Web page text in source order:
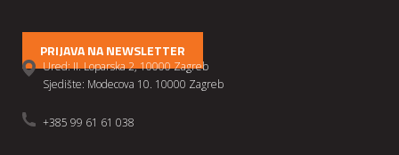
PRIJAVA NA NEWSLETTER
Ured: II. Loparska 2, 10000 Zagreb
Sjedište: Modecova 10. 10000 Zagreb
+385 99 61 61 038